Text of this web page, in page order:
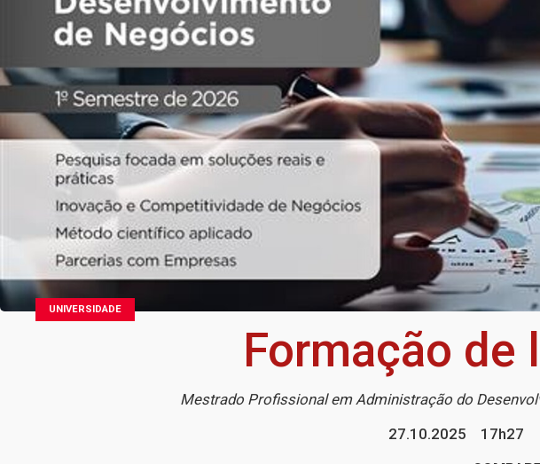
UNIVERSIDADE
Formação de
Mestrado Profissional em Administração do
27.10.2025
17h27